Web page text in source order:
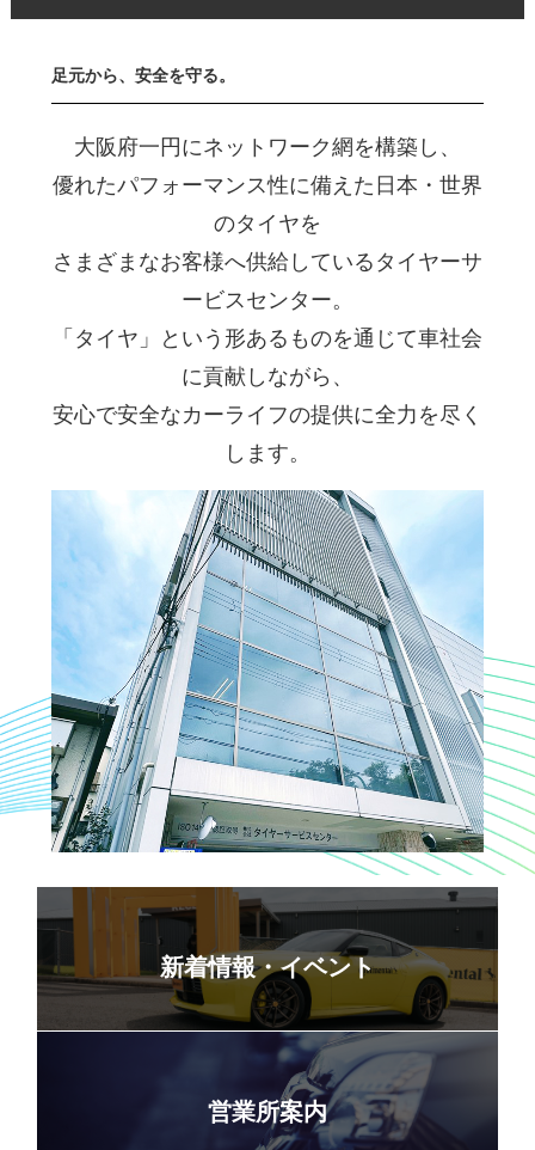
足元から、安全を守る。
大阪府一円にネットワーク網を構築し、
優れたパフォーマンス性に備えた日本・世界
のタイヤを
さまざまなお客様へ供給しているタイヤーサ
ービスセンター。
「タイヤ」という形あるものを通じて車社会
に貢献しながら、
安心で安全なカーライフの提供に全力を尽く
します。
新着情報・イベント
営業所案内